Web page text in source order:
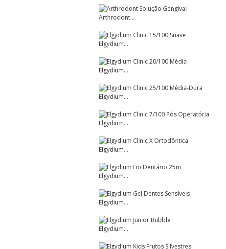
Arthrodont...
Elgydium...
Elgydium...
Elgydium...
Elgydium...
Elgydium...
Elgydium...
Elgydium...
Elgydium...